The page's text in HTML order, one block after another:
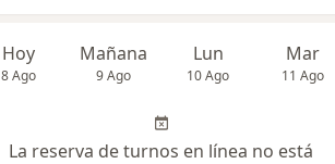
Hoy
8 Ago
Mañana
9 Ago
Lun
10 Ago
Mar
11 Ago
La reserva de turnos en línea no está